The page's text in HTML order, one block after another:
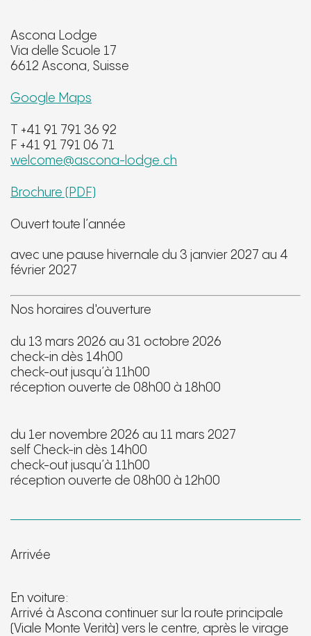
Ascona Lodge
Via delle Scuole 17
6612 Ascona, Suisse
Google Maps
T +41 91 791 36 92
F +41 91 791 06 71
welcome@ascona-lodge.ch
Brochure (PDF)
Ouvert toute l’année
avec une pause hivernale du 3 janvier 2027 au 4
février 2027
Nos horaires d'ouverture
du 13 mars 2026 au 31 octobre 2026
check-in dès 14h00
check-out jusqu’à 11h00
réception ouverte de 08h00 à 18h00
du 1er novembre 2026 au 11 mars 2027
self Check-in dès 14h00
check-out jusqu’à 11h00
réception ouverte de 08h00 à 12h00
Arrivée
En voiture:
Arrivé à Ascona continuer sur la route principale
(Viale Monte Verità) vers le centre, après le virage